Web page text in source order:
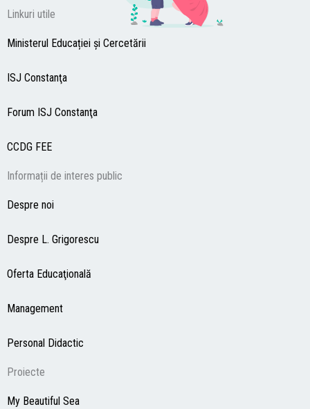
Linkuri utile
Ministerul Educației și Cercetării
ISJ Constanţa
Forum ISJ Constanţa
CCDG FEE
Informații de interes public
Despre noi
Despre L. Grigorescu
Oferta Educaţională
Management
Personal Didactic
Proiecte
My Beautiful Sea